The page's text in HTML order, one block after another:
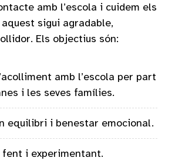
amb l’escola i cuidem els
sigui agradable,
Els objectius són:
amb l’escola per part
i les seves famílies.
equilibri i benestar emocional.
fent i experimentant.